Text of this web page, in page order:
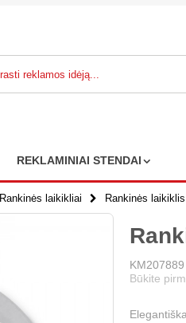
REKLAMINIAI STENDAI
Rankinės laikikliai Rankinės laikiklis
KM207889
Būkite